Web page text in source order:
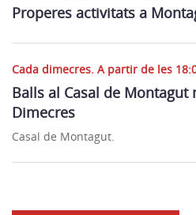
Properes activitats a
Cada dimecres. A partir de les
Balls al Casal de Montagut
Dimecres
Casal de Montagut.